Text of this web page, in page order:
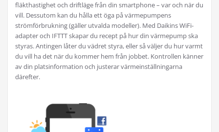
fläkthastighet och driftläge från din smartphone – var och när du
vill. Dessutom kan du hålla ett öga på värmepumpens
strömförbrukning (gäller utvalda modeller). Med Daikins WiFi-
adapter och IFTTT skapar du recept på hur din värmepump ska
styras. Antingen låter du vädret styra, eller så väljer du hur varmt
du vill ha det när du kommer hem från jobbet. Kontrollen känner
av din platsinformation och justerar värmeinställningarna
därefter.